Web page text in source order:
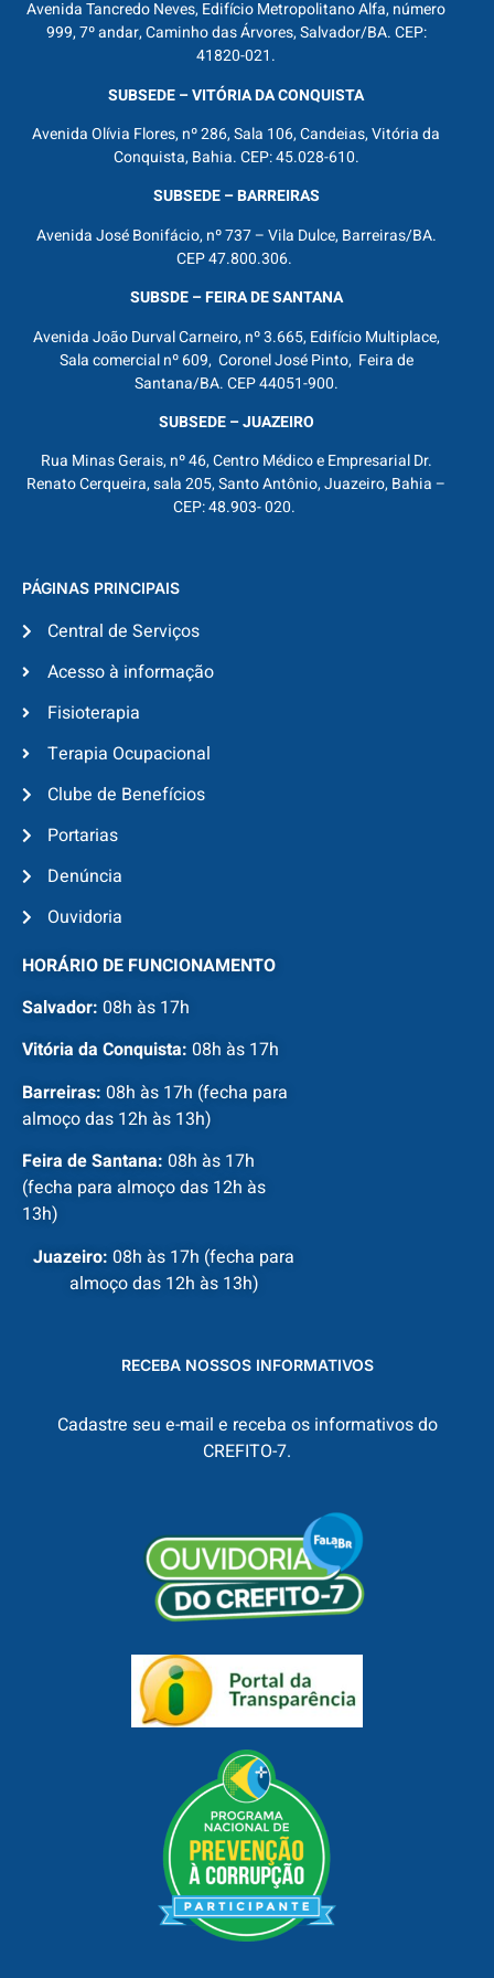
Avenida Tancredo Neves, Edifício Metropolitano Alfa, número
999, 7º andar, Caminho das Árvores, Salvador/BA. CEP:
41820-021.
SUBSEDE – VITÓRIA DA CONQUISTA
Avenida Olívia Flores, nº 286, Sala 106, Candeias, Vitória da
Conquista, Bahia. CEP: 45.028-610.
SUBSEDE – BARREIRAS
Avenida José Bonifácio, nº 737 – Vila Dulce, Barreiras/BA.
CEP 47.800.306.
SUBSDE – FEIRA DE SANTANA
Avenida João Durval Carneiro, nº 3.665, Edifício Multiplace,
Sala comercial nº 609, Coronel José Pinto, Feira de
Santana/BA. CEP 44051-900.
SUBSEDE – JUAZEIRO
Rua Minas Gerais, nº 46, Centro Médico e Empresarial Dr.
Renato Cerqueira, sala 205, Santo Antônio, Juazeiro, Bahia –
CEP: 48.903- 020.
PÁGINAS PRINCIPAIS
Central de Serviços
Acesso à informação
Fisioterapia
Terapia Ocupacional
Clube de Benefícios
Portarias
Denúncia
Ouvidoria
HORÁRIO DE FUNCIONAMENTO
Salvador: 08h às 17h
Vitória da Conquista: 08h às 17h
Barreiras: 08h às 17h (fecha para
almoço das 12h às 13h)
Feira de Santana: 08h às 17h
(fecha para almoço das 12h às
13h)
Juazeiro: 08h às 17h (fecha para
almoço das 12h às 13h)
RECEBA NOSSOS INFORMATIVOS
Cadastre seu e-mail e receba os informativos do
CREFITO-7.